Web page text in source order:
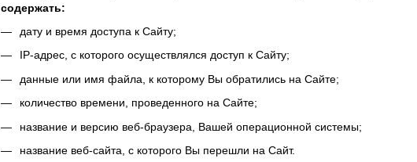
содержать:
дату и время доступа к Сайту;
IP-адрес, с которого осуществлялся доступ к Сайту;
данные или имя файла, к которому Вы обратились на Сайте;
количество времени, проведенного на Сайте;
название и версию веб-браузера, Вашей операционной системы;
название веб-сайта, с которого Вы перешли на Сайт.